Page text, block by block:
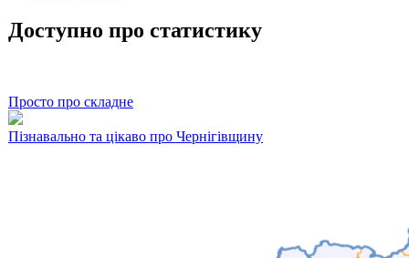
Доступно про статистику
Просто про складне
Пізнавально та цікаво про Чернігівщину